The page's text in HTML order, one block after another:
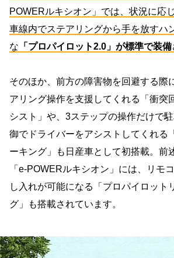
POWERルキシオン」では、状況に応
車線内でステアリングから手を放すハ
な 「プロパイロット2.0」が標準で装備
そのほか、前方の障害物を回避する際
アリング操作を支援してくれる「衝突
シスト」や、3ステップの操作だけで
御でドライバーをアシストしてくれる
ーキング」も日産車として初搭載。前
「e-POWERルキシオン」には、リモ
し入れが可能になる「プロパイロット
グ」も搭載されています。